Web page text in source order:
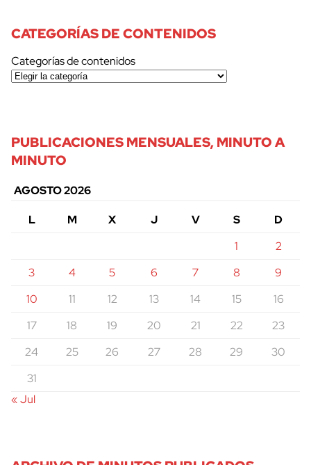
CATEGORÍAS DE CONTENIDOS
Categorías de contenidos
PUBLICACIONES MENSUALES, MINUTO A
MINUTO
AGOSTO 2026
L
M X J V S
D
1
2
3
4 5 6 7 8
9
10
11 12 13 14 15
16
17
18 19 20 21 22
23
24
25 26 27 28 29
30
31
« Jul